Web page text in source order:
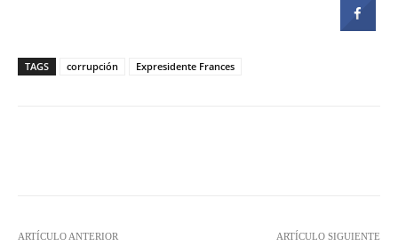
TAGS corrupción Expresidente Frances
ARTÍCULO ANTERIOR ARTÍCULO SIGUIENTE